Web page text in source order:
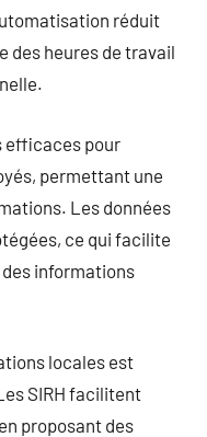
réduit
des heures de travail
efficaces pour
permettant une
Les données
ce qui facilite
informations
locales est
SIRH facilitent
proposant des